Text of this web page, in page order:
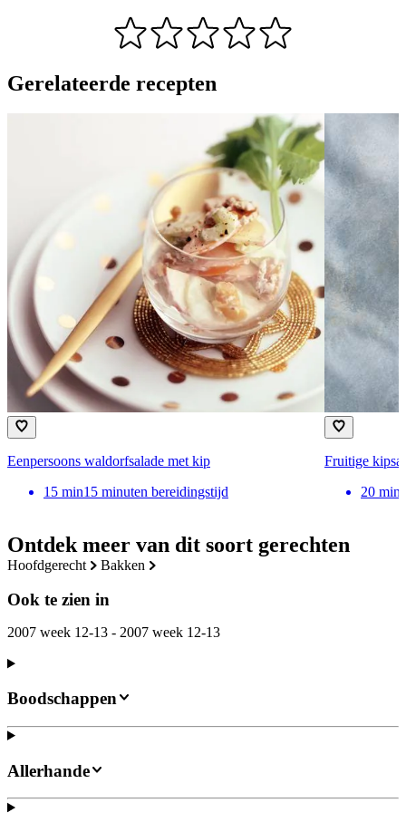
Ontdek meer van dit soort gerechten
hoofdgerecht bakken
Ook te zien in
2007 week 12-13 - 2007 week 12-13
Gerelateerde recepten
Eenpersoons waldorfsalade met kip
15 min15 minuten bereidingstijd
Fruitige
20 min
Boodschappen
Allerhande